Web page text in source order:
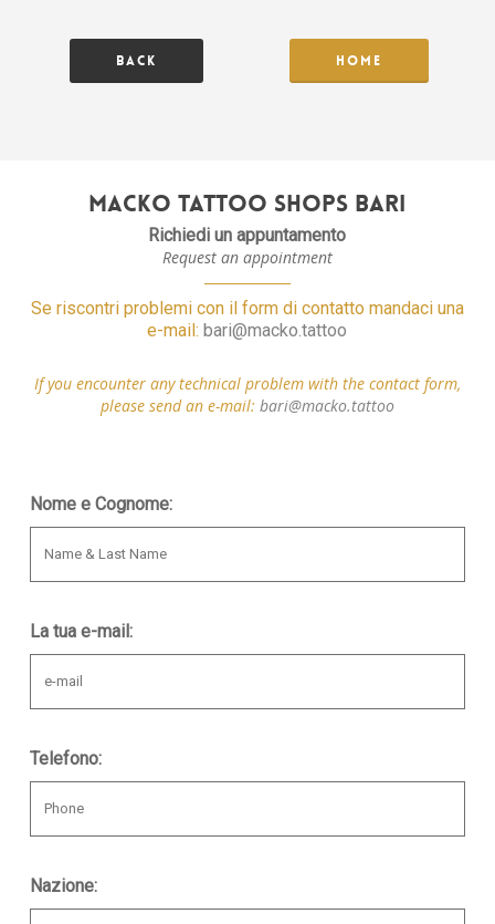
Back Home
Macko Tattoo Shops Bari
Richiedi un appuntamento
Request an appointment
Se riscontri problemi con il form di contatto mandaci una
e-mail: bari@macko.tattoo
If you encounter any technical problem with the contact form,
please send an e-mail: bari@macko.tattoo
Nome e Cognome:
La tua e-mail:
Telefono:
Nazione: